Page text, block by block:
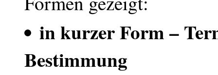
in kurzer Form –
Bestimmung